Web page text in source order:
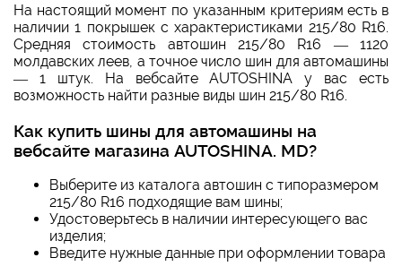
На настоящий момент по указанным критериям есть в
наличии 1 покрышек с характеристиками 215/80 R16.
Средняя стоимость автошин 215/80 R16 — 1120
молдавских леев, а точное число шин для автомашины
— 1 штук. На вебсайте AUTOSHINA у вас есть
возможность найти разные виды шин 215/80 R16.
Как купить шины для автомашины на
вебсайте магазина AUTOSHINA. MD?
Выберите из каталога автошин с типоразмером
215/80 R16 подходящие вам шины;
Удостоверьтесь в наличии интересующего вас
изделия;
Введите нужные данные при оформлении товара